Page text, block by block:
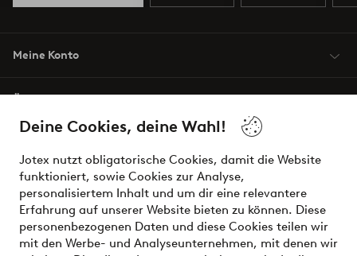
Deine Cookies, deine Wahl!
Jotex nutzt obligatorische Cookies, damit die Website
funktioniert, sowie Cookies zur Analyse,
personalisiertem Inhalt und um dir eine relevantere
Erfahrung auf unserer Website bieten zu können. Diese
personenbezogenen Daten und diese Cookies teilen wir
mit den Werbe- und Analyseunternehmen, mit denen wir
Meine Konto
Bedingungen